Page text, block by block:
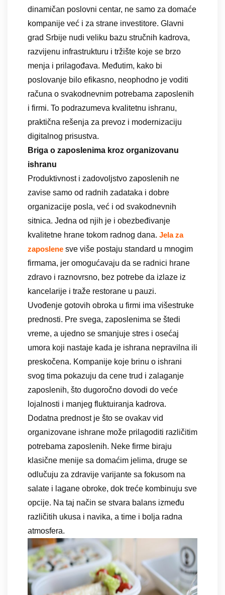
dinamičan poslovni centar, ne samo za domaće
kompanije već i za strane investitore. Glavni
grad Srbije nudi veliku bazu stručnih kadrova,
razvijenu infrastrukturu i tržište koje se brzo
menja i prilagođava. Međutim, kako bi
poslovanje bilo efikasno, neophodno je voditi
računa o svakodnevnim potrebama zaposlenih
i firmi. To podrazumeva kvalitetnu ishranu,
praktična rešenja za prevoz i modernizaciju
digitalnog prisustva.
Briga o zaposlenima kroz organizovanu
ishranu
Produktivnost i zadovoljstvo zaposlenih ne
zavise samo od radnih zadataka i dobre
organizacije posla, već i od svakodnevnih
sitnica. Jedna od njih je i obezbeđivanje
kvalitetne hrane tokom radnog dana. Jela za
zaposlene sve više postaju standard u mnogim
firmama, jer omogućavaju da se radnici hrane
zdravo i raznovrsno, bez potrebe da izlaze iz
kancelarije i traže restorane u pauzi.
Uvođenje gotovih obroka u firmi ima višestruke
prednosti. Pre svega, zaposlenima se štedi
vreme, a ujedno se smanjuje stres i osećaj
umora koji nastaje kada je ishrana nepravilna ili
preskočena. Kompanije koje brinu o ishrani
svog tima pokazuju da cene trud i zalaganje
zaposlenih, što dugoročno dovodi do veće
lojalnosti i manjeg fluktuiranja kadrova.
Dodatna prednost je što se ovakav vid
organizovane ishrane može prilagoditi različitim
potrebama zaposlenih. Neke firme biraju
klasične menije sa domaćim jelima, druge se
odlučuju za zdravije varijante sa fokusom na
salate i lagane obroke, dok treće kombinuju sve
opcije. Na taj način se stvara balans između
različitih ukusa i navika, a time i bolja radna
atmosfera.